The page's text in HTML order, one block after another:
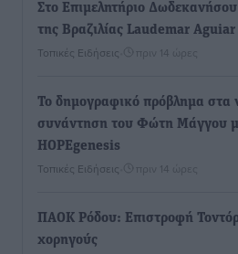
Στο Επιμελητήριο
της Βραζιλίας Laudemar Aguiar
Τοπικές Ειδήσεις πριν 14 ώρες
To δημογραφικό πρόβλημα στα
συνάντηση του Φώτη Μάγγου
HOPEgenesis
Τοπικές Ειδήσεις πριν 14 ώρες
ΠΑΟΚ Ρόδου: Επιστροφή
χορηγούς